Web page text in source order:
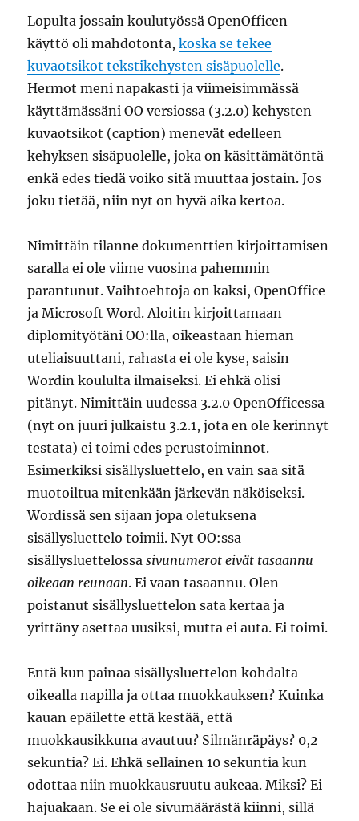
Lopulta jossain koulutyössä OpenOfficen
käyttö oli mahdotonta,koska se tekee
kuvaotsikot tekstikehysten sisäpuolelle.
Hermot meni napakasti ja viimeisimmässä
käyttämässäni OO versiossa (3.2.0) kehysten
kuvaotsikot (caption) menevät edelleen
kehyksen sisäpuolelle, joka on käsittämätöntä
enkä edes tiedä voiko sitä muuttaa jostain. Jos
joku tietää, niin nyt on hyvä aika kertoa.
Nimittäin tilanne dokumenttien kirjoittamisen
saralla ei ole viime vuosina pahemmin
parantunut. Vaihtoehtoja on kaksi, OpenOffice
ja Microsoft Word. Aloitin kirjoittamaan
diplomityötäni OO:lla, oikeastaan hieman
uteliaisuuttani, rahasta ei ole kyse, saisin
Wordin koululta ilmaiseksi. Ei ehkä olisi
pitänyt. Nimittäin uudessa 3.2.0 OpenOfficessa
(nyt on juuri julkaistu 3.2.1, jota en ole kerinnyt
testata) ei toimi edes perustoiminnot.
Esimerkiksi sisällysluettelo, en vain saa sitä
muotoiltua mitenkään järkevän näköiseksi.
Wordissä sen sijaan jopa oletuksena
sisällysluettelo toimii. Nyt OO:ssa
sisällysluettelossasivunumerot eivät tasaannu
oikeaan reunaan. Ei vaan tasaannu. Olen
poistanut sisällysluettelon sata kertaa ja
yrittäny asettaa uusiksi, mutta ei auta. Ei toimi.
Entä kun painaa sisällysluettelon kohdalta
oikealla napilla ja ottaa muokkauksen? Kuinka
kauan epäilette että kestää, että
muokkausikkuna avautuu? Silmänräpäys? 0,2
sekuntia? Ei. Ehkä sellainen 10 sekuntia kun
odottaa niin muokkausruutu aukeaa. Miksi? Ei
hajuakaan. Se ei ole sivumäärästä kiinni, sillä